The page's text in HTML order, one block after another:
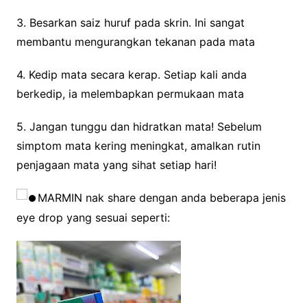
3. Besarkan saiz huruf pada skrin. Ini sangat
membantu mengurangkan tekanan pada mata
4. Kedip mata secara kerap. Setiap kali anda
berkedip, ia melembapkan permukaan mata
5. Jangan tunggu dan hidratkan mata! Sebelum
simptom mata kering meningkat, amalkan rutin
penjagaan mata yang sihat setiap hari!
MARMIN nak share dengan anda beberapa jenis
eye drop yang sesuai seperti: